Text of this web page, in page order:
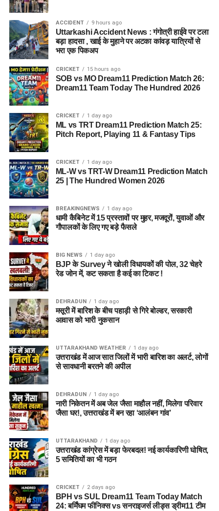
ACCIDENT 9 hours ago
Uttarkashi Accident News : गंगोत्री हाईवे पर टला
बड़ा हादसा , खाई के मुहाने पर अटका कांवड़ यात्रियों से
भरा एक पिकअप
CRICKET 15 hours ago
SOB vs MO Dream11 Prediction Match 26:
Dream11 Team Today The Hundred 2026
CRICKET 1 day ago
ML vs TRT Dream11 Prediction Match 25:
Pitch Report, Playing 11 & Fantasy Tips
CRICKET 1 day ago
ML-W vs TRT-W Dream11 Prediction Match
25 | The Hundred Women 2026
BREAKINGNEWS 1 day ago
धामी कैबिनेट में 15 प्रस्तावों पर मुहर, मजदूरों, युवाओं और
गौपालकों के लिए गए बड़े फैसले
BIG NEWS 1 day ago
BJP के Survey ने खोली विधायकों की पोल, 32 चेहरे
रेड जोन में, कट सकता है कई का टिकट !
DEHRADUN 1 day ago
मसूरी में बारिश के बीच पहाड़ी से गिरे बोल्डर, सरकारी
आवास को भारी नुकसान
UTTARAKHAND WEATHER 1 day ago
उत्तराखंड में आज सात जिलों में भारी बारिश का अलर्ट, लोगों
से सावधानी बरतने की अपील
DEHRADUN 1 day ago
नारी निकेतन में अब जेल जैसा माहौल नहीं, मिलेगा परिवार
जैसा घर!, उत्तराखंड में बन रहा ‘आलंबन गांव’
UTTARAKHAND 1 day ago
उत्तराखंड कांग्रेस में बड़ा फेरबदल! नई कार्यकारिणी घोषित,
5 समितियों का भी गठन
CRICKET 2 days ago
BPH vs SUL Dream11 Team Today Match
24: बर्मिंघम फीनिक्स vs सनराइजर्स लीड्स ड्रीम11 टीम